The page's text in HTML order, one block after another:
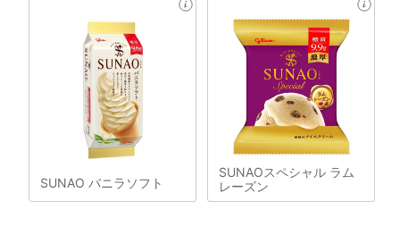
SUNAO バニラソフト
SUNAOスペシャル ラム
レーズン